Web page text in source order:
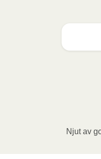
vila i
Ugn
Njut av